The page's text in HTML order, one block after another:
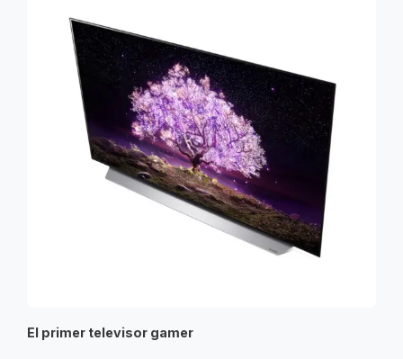
El primer televisor gamer